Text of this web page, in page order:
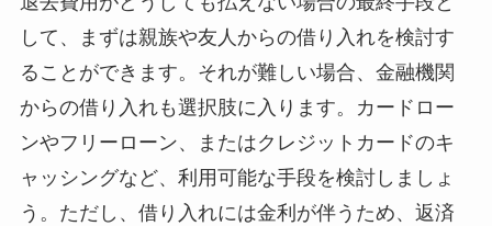
して、まずは親族や友人からの借り入れを検討す
ることができます。それが難しい場合、金融機関
からの借り入れも選択肢に入ります。カードロー
ンやフリーローン、またはクレジットカードのキ
ャッシングなど、利用可能な手段を検討しましょ
う。ただし、借り入れには金利が伴うため、返済